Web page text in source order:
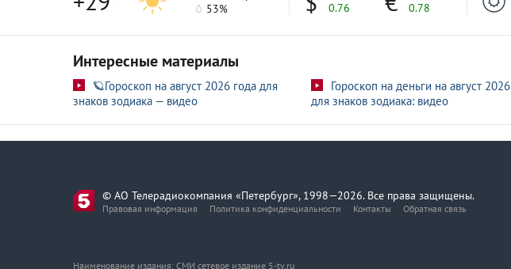
53%
0.76
0.78
Интересные материалы
🪐Гороскоп на август 2026 года для
знаков зодиака — видео
Гороскоп на деньги на август 2026
для знаков зодиака: видео
© АО Телерадиокомпания «Петербург», 1998—2026. Все права защищены.
Правовая информация Политика конфиденциальности Контакты Обратная связь
Наименование издания: СМИ сетевое издание 5-tv.ru